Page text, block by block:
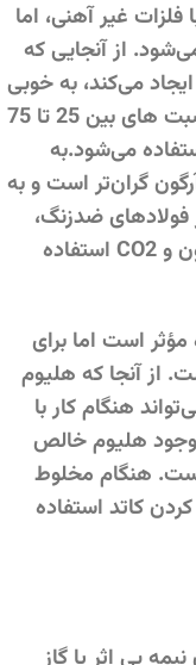
غیر آهنی، اما
از آنجایی که
می‌کند، به خوبی
با مواد ضخیم کار می‌کند و معمولاً در نسبت های بین 25 تا 75
آرگون استفاده می‌شود.به
گران‌تر است و به
فولادهای ضدزنگ،
هلیوم معمولاً در فرمول سه مخلوط آرگون و CO2 استفاده
است اما برای
از آنجا که هلیوم
هنگام کار با
هلیوم خالص
هنگام مخلوط
کاتد استفاده